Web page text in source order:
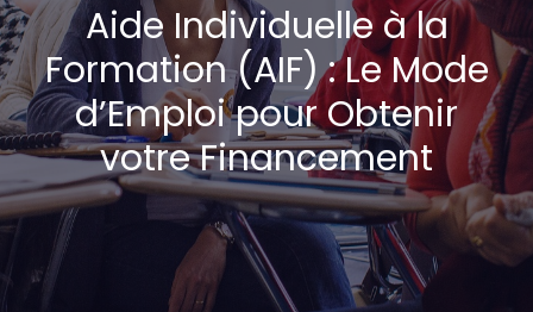
Aide Individuelle à la
Formation (AIF) : Le Mode
d’Emploi pour Obtenir
votre Financement